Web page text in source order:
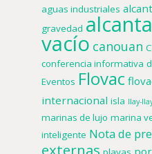
aguas industriales
gravedad
vacío canouan
conferencia informativa
Eventos Flovac
internacional isla llay-
marinas de lujo marina
inteligente Nota de
externas